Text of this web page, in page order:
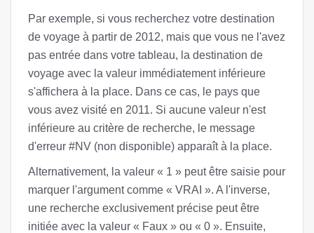
Par exemple, si vous recherchez votre destination
de voyage à partir de 2012, mais que vous ne l'avez
pas entrée dans votre tableau, la destination de
voyage avec la valeur immédiatement inférieure
s'affichera à la place. Dans ce cas, le pays que
vous avez visité en 2011. Si aucune valeur n'est
inférieure au critère de recherche, le message
d'erreur #NV (non disponible) apparaît à la place.
Alternativement, la valeur « 1 » peut être saisie pour
marquer l'argument comme « VRAI ». A l'inverse,
une recherche exclusivement précise peut être
initiée avec la valeur « Faux » ou « 0 ». Ensuite,